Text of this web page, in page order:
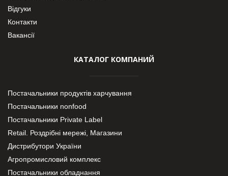
Відгуки
Контакти
Вакансії
КАТАЛОГ КОМПАНИЙ
Постачальники продуктів харчування
Постачальники nonfood
Постачальники Private Label
Retail. Роздрібні мережі, Магазини
Дистрибутори України
Агропромисловий комплекс
Постачальники обладнання